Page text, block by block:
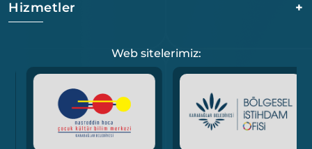
Hizmetler
+
Web sitelerimiz: